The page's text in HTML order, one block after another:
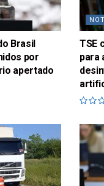
Brasil
por
apertado
TSE
para